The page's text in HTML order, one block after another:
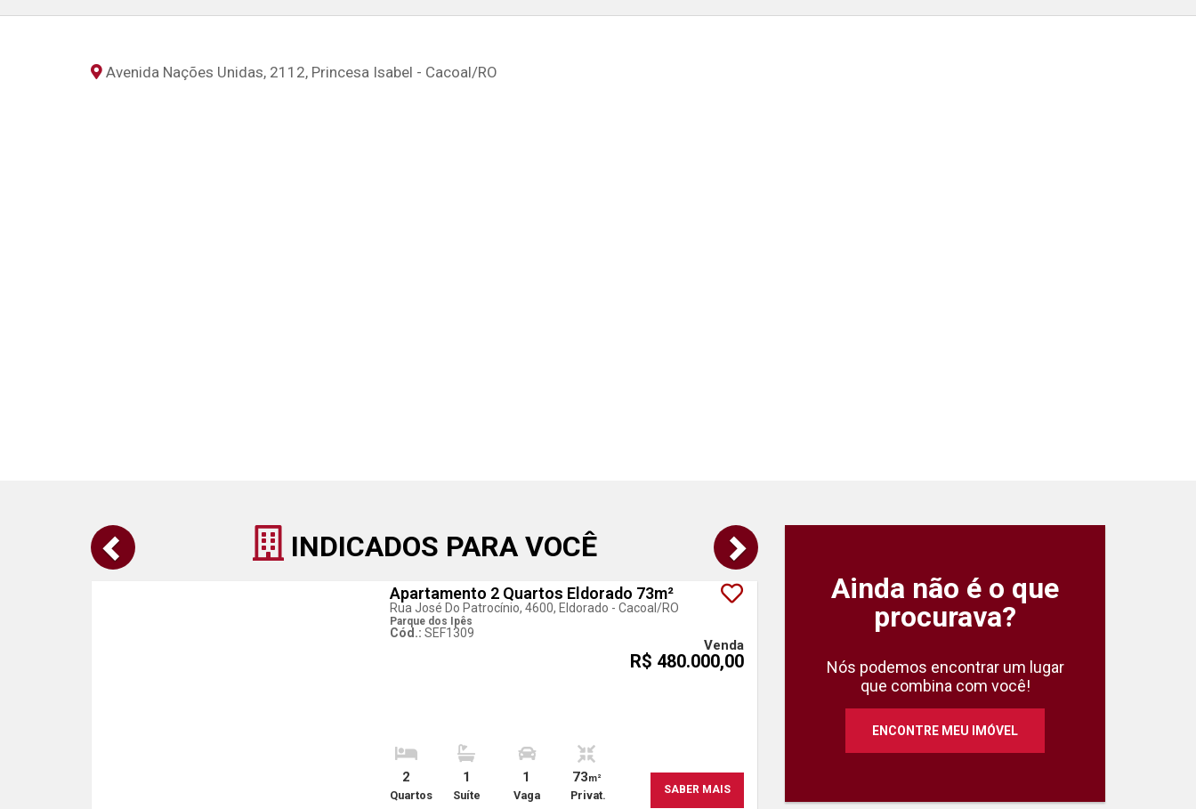
Avenida Nações Unidas, 2112, Princesa Isabel - Cacoal/RO
INDICADOS PARA VOCÊ
Apartamento 2 Quartos Eldorado 73m²
Rua José Do Patrocínio, 4600, Eldorado - Cacoal /RO
Parque dos Ipês
Cód.: SEF1309
2
Quartos
1
Suíte
1
Vaga
73m²
Privat.
Venda
R$ 480.000,00
SABER MAIS
Apartamento 3
Ainda não é o que
procurava?
Nós podemos encontrar um lugar
que combina com você!
ENCONTRE MEU IMÓVEL